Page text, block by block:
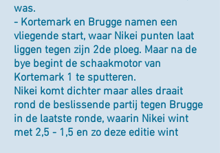
was.
- Kortemark en Brugge namen een
vliegende start, waar Nikei punten laat
liggen tegen zijn 2de ploeg. Maar na de
bye begint de schaakmotor van
Kortemark 1 te sputteren.
Nikei komt dichter maar alles draait
rond de beslissende partij tegen Brugge
in de laatste ronde, waarin Nikei wint
met 2,5 - 1,5 en zo deze editie wint